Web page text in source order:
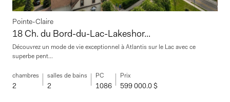
Pointe-Claire
18 Ch. du Bord-du-Lac-Lakeshor...
Découvrez un mode de vie exceptionnel à Atlantis sur le Lac avec ce
superbe pent...
chambres
2
salles de bains
2
PC
1086
Prix
599 000.0 $